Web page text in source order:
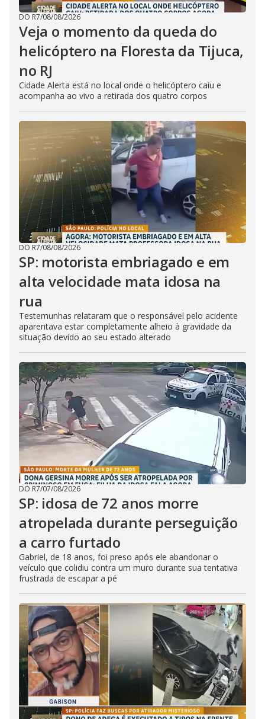
DO R7/08/08/2026
Veja o momento da queda do
helicóptero na Floresta da Tijuca,
no RJ
Cidade Alerta está no local onde o helicóptero caiu e
acompanha ao vivo a retirada dos quatro corpos
DO R7/08/08/2026
SP: motorista embriagado e em
alta velocidade mata idosa na
rua
Testemunhas relataram que o responsável pelo acidente
aparentava estar completamente alheio à gravidade da
situação devido ao seu estado alterado
DO R7/07/08/2026
SP: idosa de 72 anos morre
atropelada durante perseguição
a carro furtado
Gabriel, de 18 anos, foi preso após ele abandonar o
veículo que colidiu contra um muro durante sua tentativa
frustrada de escapar a pé